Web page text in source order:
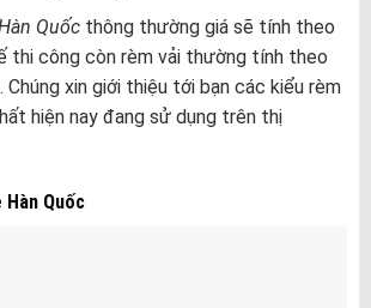
Quốc thông thường giá sẽ tính theo
thi công còn rèm vải thường tính theo
Chúng xin giới thiệu tới bạn các kiểu rèm
hiện nay đang sử dụng trên thị
Hàn Quốc